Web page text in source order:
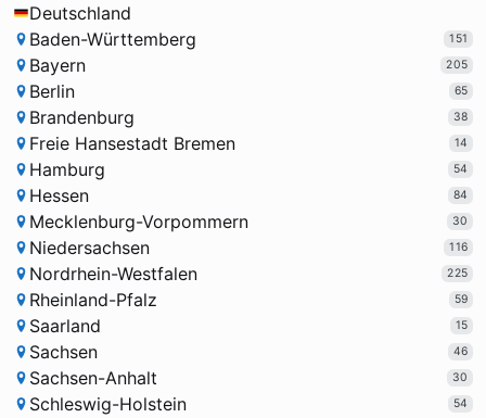
Deutschland
Baden-Württemberg
151
Bayern 205
Berlin 65
Brandenburg 38
Freie Hansestadt Bremen 14
Hamburg 54
Hessen 84
Mecklenburg-Vorpommern 30
Niedersachsen 116
Nordrhein-Westfalen 225
Rheinland-Pfalz 59
Saarland 15
Sachsen 46
Sachsen-Anhalt 30
Schleswig-Holstein 54